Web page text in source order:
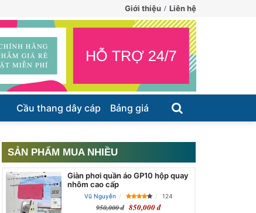
Giới thiệu Liên hệ
Cầu thang dây cáp Bảng giá
SẢN PHẨM MUA NHIỀU
Giàn phơi quần áo GP10 hộp quay
nhôm cao cấp
Vũ Nguyễn 124
950,000 đ 850,000 đ